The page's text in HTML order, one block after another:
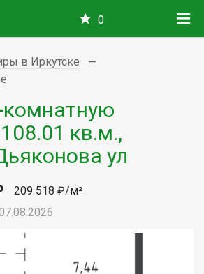
0
в Иркутске
кв.м.,
ул
209 518 ₽/м²